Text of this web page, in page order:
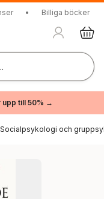
• Billiga böcker
upp till 50% →
Socialpsykologi och